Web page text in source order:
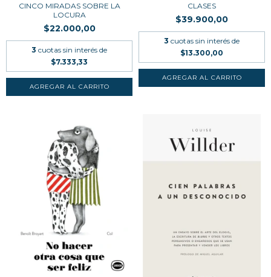
CINCO MIRADAS SOBRE LA
LOCURA
$22.000,00
3 cuotas sin interés de
$7.333,33
CLASES
$39.900,00
3 cuotas sin interés de
$13.300,00